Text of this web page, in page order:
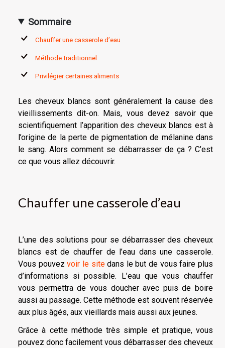
Sommaire
Chauffer une casserole d’eau
Méthode traditionnel
Privilégier certaines aliments
Les cheveux blancs sont généralement la cause des
vieillissements dit-on. Mais, vous devez savoir que
scientifiquement l’apparition des cheveux blancs est à
l’origine de la perte de pigmentation de mélanine dans
le sang. Alors comment se débarrasser de ça ? C’est
ce que vous allez découvrir.
Chauffer une casserole d’eau
L’une des solutions pour se débarrasser des cheveux
blancs est de chauffer de l’eau dans une casserole.
Vous pouvezvoir le site dans le but de vous faire plus
d’informations si possible. L’eau que vous chauffer
vous permettra de vous doucher avec puis de boire
aussi au passage. Cette méthode est souvent réservée
aux plus âgés, aux vieillards mais aussi aux jeunes.
Grâce à cette méthode très simple et pratique, vous
pouvez donc facilement vous débarrasser des cheveux